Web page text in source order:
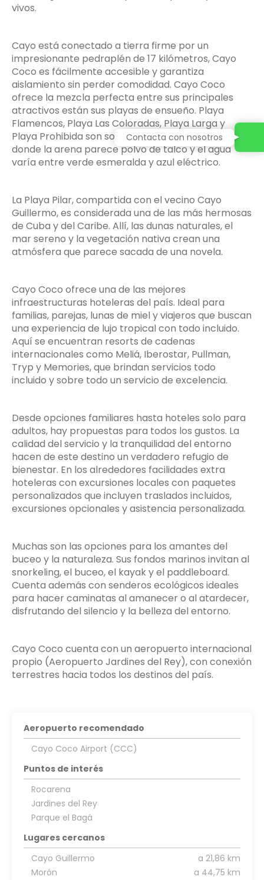
vivos.
Cayo está conectado a tierra firme por un
impresionante pedraplén de 17 kilómetros, Cayo
Coco es fácilmente accesible y garantiza
aislamiento sin perder comodidad. Cayo Coco
ofrece la mezcla perfecta entre sus principales
atractivos están sus playas de ensueño. Playa
Flamencos, Playa Las Coloradas, Playa Larga y
Playa Prohibida son solo algunas de las opciones
donde la arena parece polvo de talco y el agua
varía entre verde esmeralda y azul eléctrico.
La Playa Pilar, compartida con el vecino Cayo
Guillermo, es considerada una de las más hermosas
de Cuba y del Caribe. Allí, las dunas naturales, el
mar sereno y la vegetación nativa crean una
atmósfera que parece sacada de una novela.
Cayo Coco ofrece una de las mejores
infraestructuras hoteleras del país. Ideal para
familias, parejas, lunas de miel y viajeros que buscan
una experiencia de lujo tropical con todo incluido.
Aquí se encuentran resorts de cadenas
internacionales como Meliá, Iberostar, Pullman,
Tryp y Memories, que brindan servicios todo
incluido y sobre todo un servicio de excelencia.
Desde opciones familiares hasta hoteles solo para
adultos, hay propuestas para todos los gustos. La
calidad del servicio y la tranquilidad del entorno
hacen de este destino un verdadero refugio de
bienestar. En los alrededores facilidades extra
hoteleras con excursiones locales con paquetes
personalizados que incluyen traslados incluidos,
excursiones opcionales y asistencia personalizada.
Muchas son las opciones para los amantes del
buceo y la naturaleza. Sus fondos marinos invitan al
snorkeling, el buceo, el kayak y el paddleboard.
Cuenta además con senderos ecológicos ideales
para hacer caminatas al amanecer o al atardecer,
disfrutando del silencio y la belleza del entorno.
Cayo Coco cuenta con un aeropuerto internacional
propio (Aeropuerto Jardines del Rey), con conexión
terrestres hacia todos los destinos del país.
Aeropuerto recomendado
Cayo Coco Airport (CCC)
Puntos de interés
Rocarena
Jardines del Rey
Parque el Bagá
Lugares cercanos
Cayo Guillermo
a 21,86 km
Morón
a 44,75 km
Contacta con nosotros